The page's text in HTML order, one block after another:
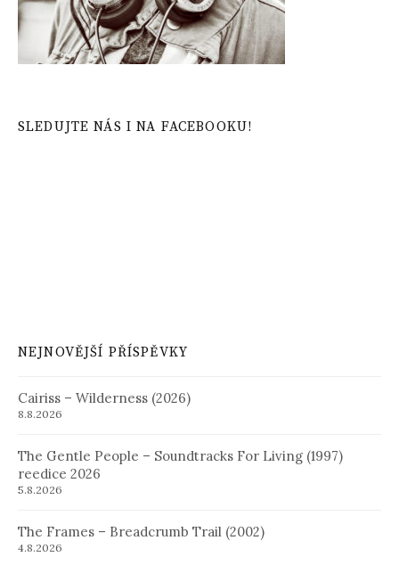
SLEDUJTE NÁS I NA FACEBOOKU!
NEJNOVĚJŠÍ PŘÍSPĚVKY
Cairiss – Wilderness (2026)
8.8.2026
The Gentle People – Soundtracks For Living (1997)
reedice 2026
5.8.2026
The Frames – Breadcrumb Trail (2002)
4.8.2026